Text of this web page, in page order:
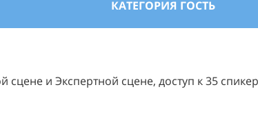
КАТЕГОРИЯ ГОСТЬ
и Экспертной сцене, доступ к 35